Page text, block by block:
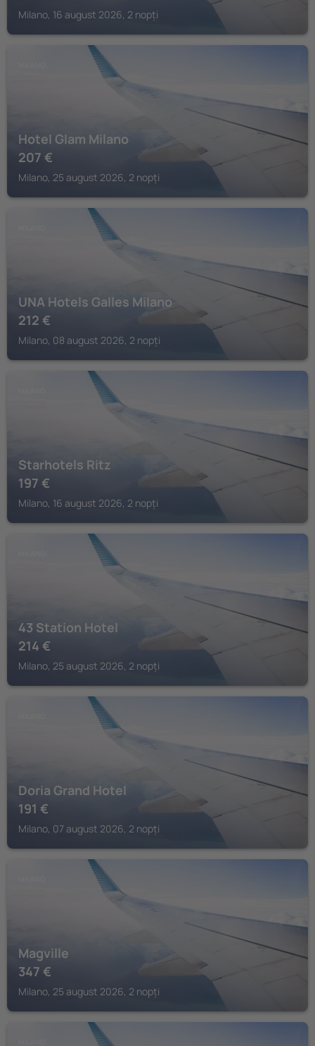
Milano, 16 august 2026, 2 nopți
Hotel Glam Milano
207 €
Milano, 25 august 2026, 2 nopți
UNA Hotels Galles Milano
212 €
Milano, 08 august 2026, 2 nopți
Starhotels Ritz
197 €
Milano, 16 august 2026, 2 nopți
43 Station Hotel
214 €
Milano, 25 august 2026, 2 nopți
Doria Grand Hotel
191 €
Milano, 07 august 2026, 2 nopți
Magville
347 €
Milano, 25 august 2026, 2 nopți